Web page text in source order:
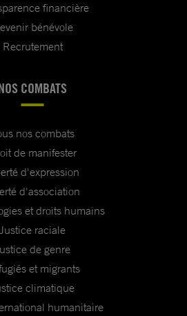
financière
bénévole
Recrutement
COMBATS
nos combats
de manifester
d'expression
d'association
et droits humains
Justice raciale
de genre
et migrants
climatique
humanitaire